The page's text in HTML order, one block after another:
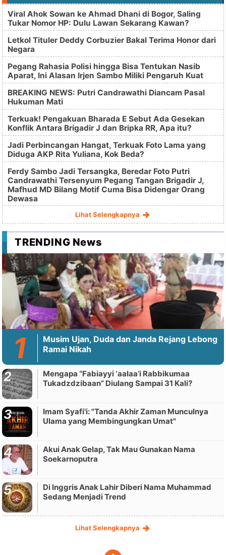
Viral Ahok Sowan ke Ahmad Dhani di Bogor, Saling
Tukar Nomor HP: Dulu Lawan Sekarang Kawan?
Letkol Tituler Deddy Corbuzier Bakal Terima Honor dari
Negara
Pegang Rahasia Polisi hingga Bisa Tentukan Nasib
Aparat, Ini Alasan Irjen Sambo Miliki Pengaruh Kuat
BREAKING NEWS: Putri Candrawathi Diancam Pasal
Hukuman Mati
Terkuak! Pengakuan Bharada E Sebut Ada Gesekan
Konflik Antara Brigadir J dan Bripka RR, Apa itu?
Jadi Perbincangan Hangat, Terkuak Foto Lama yang
Diduga AKP Rita Yuliana, Kok Beda?
Ferdy Sambo Jadi Tersangka, Beredar Foto Putri
Candrawathi Tersenyum Pegang Tangan Brigadir J,
Mafhud MD Bilang Motif Cuma Bisa Didengar Orang
Dewasa
Lihat Selengkapnya
TRENDING News
Musim Ujan, Duda dan Janda Rejang Lebong
Ramai Nikah
Mengapa “Fabiayyi ‘aalaa’i Rabbikumaa
Tukadzdzibaan” Diulang Sampai 31 Kali?
Imam Syafi'i: "Tanda Akhir Zaman Munculnya
Ulama yang Membingungkan Umat"
Akui Anak Gelap, Tak Mau Gunakan Nama
Soekarnoputra
Di Inggris Anak Lahir Diberi Nama Muhammad
Sedang Menjadi Trend
Lihat Selengkapnya